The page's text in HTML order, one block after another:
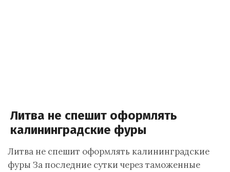
Литва не спешит оформлять
калининградские фуры
Литва не спешит оформлять калининградские
фуры За последние сутки через таможенные